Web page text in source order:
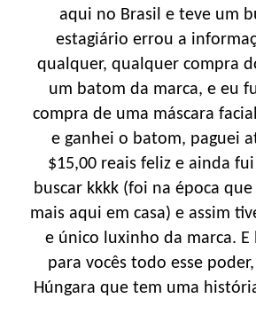
aqui no Brasil e teve um
estagiário errou a
qualquer, qualquer compra
um batom da marca, e eu
compra de uma máscara
e ganhei o batom, paguei
$15,00 reais feliz e ainda
buscar kkkk (foi na época
mais aqui em casa) e assim
e único luxinho da marca. E
para vocês todo esse
Húngara que tem uma